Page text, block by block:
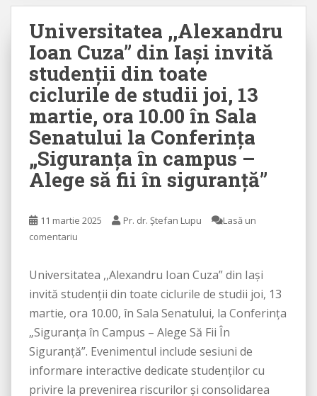
Universitatea ,,Alexandru
Ioan Cuza” din Iași invită
studenții din toate
ciclurile de studii joi, 13
martie, ora 10.00 în Sala
Senatului la Conferința
„Siguranța în campus –
Alege să fii în siguranță”
11 martie 2025 Pr. dr. Ștefan Lupu
Lasă un
comentariu
Universitatea ,,Alexandru Ioan Cuza” din Iași
invită studenții din toate ciclurile de studii joi, 13
martie, ora 10.00, în Sala Senatului, la Conferința
„Siguranța în Campus – Alege Să Fii În
Siguranță”. Evenimentul include sesiuni de
informare interactive dedicate studenților cu
privire la prevenirea riscurilor și consolidarea